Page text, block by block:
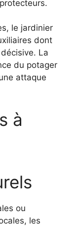
le jardinier
dont
La
du potager
attaque
à
ou
les